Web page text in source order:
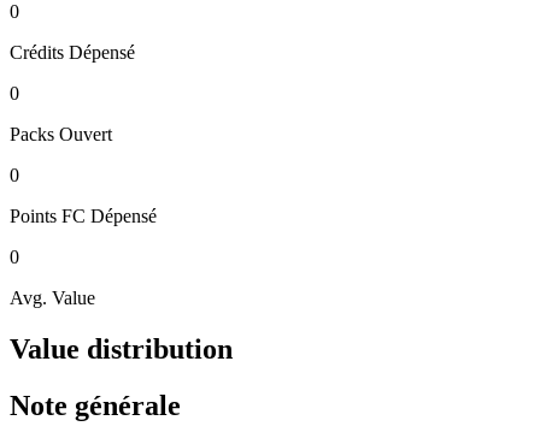
0
Crédits Dépensé
0
Packs Ouvert
0
Points FC Dépensé
0
Avg. Value
Value distribution
Note générale